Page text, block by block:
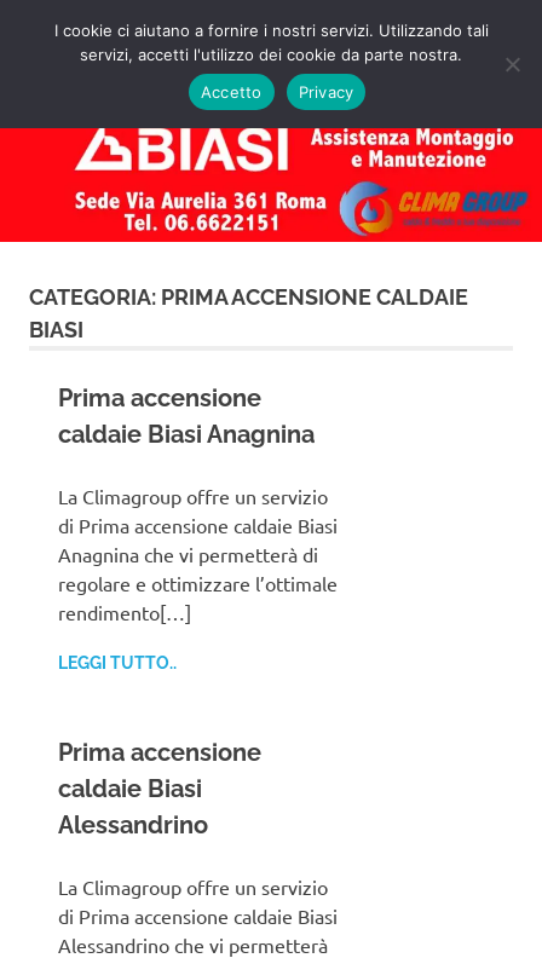
Assistenza
Caldaie
Biasi
Roma
Preventivo!
MENU
CATEGORIA: PRIMA ACCENSIONE CALDAIE
BIASI
Prima accensione
caldaie Biasi Anagnina
La Climagroup offre un servizio
di Prima accensione caldaie Biasi
Anagnina che vi permetterà di
regolare e ottimizzare l’ottimale
rendimento[…]
LEGGI TUTTO..
Prima accensione
caldaie Biasi
Alessandrino
La Climagroup offre un servizio
di Prima accensione caldaie Biasi
Alessandrino che vi permetterà
I cookie ci aiutano a fornire i nostri servizi. Utilizzando tali
servizi, accetti l'utilizzo dei cookie da parte nostra.
Accetto
Privacy